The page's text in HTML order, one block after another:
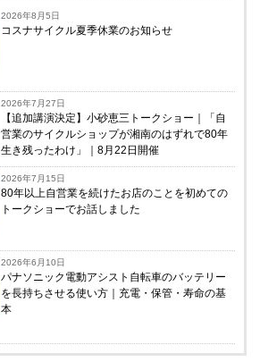
2026年8月5日
コスナサイクル夏季休業のお知らせ
2026年7月27日
【追加講演決定】小砂恵三トークショー｜「自
営業のサイクルショップが湘南のはずれで80年
生き残ったわけ」｜8月22日開催
2026年7月15日
80年以上自営業を続けたお店のことを初めての
トークショーでお話しました
2026年6月10日
パナソニック電動アシスト自転車のバッテリー
を長持ちさせる使い方｜充電・保管・寿命の基
本